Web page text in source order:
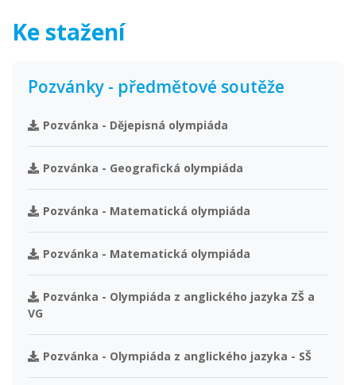
Ke stažení
Pozvánky - předmětové soutěže
Pozvánka - Dějepisná olympiáda
Pozvánka - Geografická olympiáda
Pozvánka - Matematická olympiáda
Pozvánka - Matematická olympiáda
Pozvánka - Olympiáda z anglického jazyka ZŠ a
VG
Pozvánka - Olympiáda z anglického jazyka - SŠ